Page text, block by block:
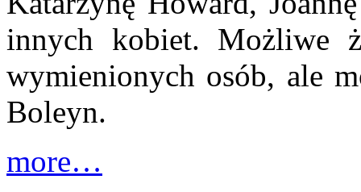
innych kobiet. Możliwe
wymienionych osób, ale
Boleyn.
more…